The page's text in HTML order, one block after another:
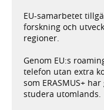
EU-samarbetet
forskning och
regioner.
Genom EU:s
telefon utan extra
som ERASMUS+
studera utomlands.